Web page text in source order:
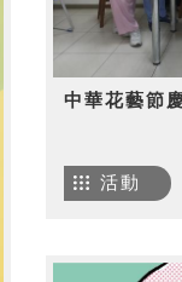
中華花藝節
活動